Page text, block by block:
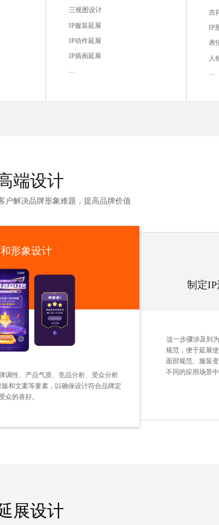
三视图设计
IP服装延展
IP动作延展
IP插画延展
吉
IP
表
人
端设计
户解决品牌形象难题，提高品牌价值
形象设计
调性、产品气质、竞品分析、受众分析
和文案等要素，以确保设计符合品牌定
众的喜好。
制定
这一步骤涉及到
规范，便于延展
面部规范、服装
不同的应用场景
展设计